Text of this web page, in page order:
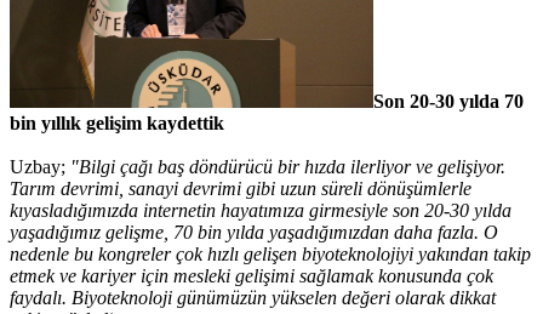
Son 20-30 yılda 70
bin yıllık gelişim kaydettik
Uzbay; "Bilgi çağı baş döndürücü bir hızda ilerliyor ve gelişiyor.
Tarım devrimi, sanayi devrimi gibi uzun süreli dönüşümlerle
kıyasladığımızda internetin hayatımıza girmesiyle son 20-30 yılda
yaşadığımız gelişme, 70 bin yılda yaşadığımızdan daha fazla. O
nedenle bu kongreler çok hızlı gelişen biyoteknolojiyi yakından takip
etmek ve kariyer için mesleki gelişimi sağlamak konusunda çok
faydalı. Biyoteknoloji günümüzün yükselen değeri olarak dikkat